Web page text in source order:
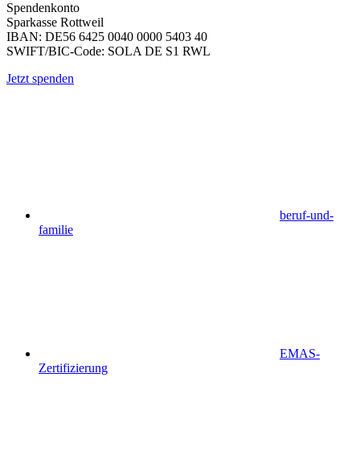
Spendenkonto
Sparkasse Rottweil
IBAN: DE56 6425 0040 0000 5403 40
SWIFT/BIC-Code: SOLA DE S1 RWL
Jetzt spenden
beruf-und-
familie
EMAS-
Zertifizierung